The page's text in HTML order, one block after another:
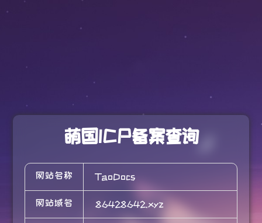
萌国ICP备案查询
网站名称 TaoDocs
网站域名 86428642.xyz